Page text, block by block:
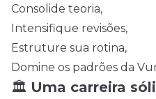
Consolide teoria,
Intensifique revisões,
Estruture sua rotina,
Domine os padrões da
🏛 Uma carreira